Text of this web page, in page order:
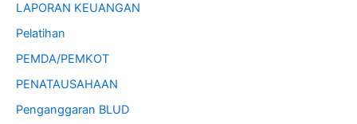
LAPORAN KEUANGAN
Pelatihan
PEMDA/PEMKOT
PENATAUSAHAAN
Penganggaran BLUD